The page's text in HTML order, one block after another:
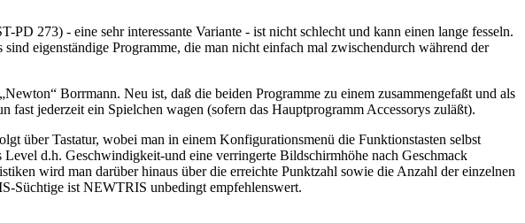
273) - eine sehr interessante Variante - ist nicht schlecht und kann einen lange fesseln.
eigenständige Programme, die man nicht einfach mal zwischendurch während der
Borrmann. Neu ist, daß die beiden Programme zu einem zusammengefaßt und als
fast jederzeit ein Spielchen wagen (sofern das Hauptprogramm Accessorys zuläßt).
über Tastatur, wobei man in einem Konfigurationsmenü die Funktionstasten selbst
d.h. Geschwindigkeit-und eine verringerte Bildschirmhöhe nach Geschmack
wird man darüber hinaus über die erreichte Punktzahl sowie die Anzahl der einzelnen
Süchtige ist NEWTRIS unbedingt empfehlenswert.